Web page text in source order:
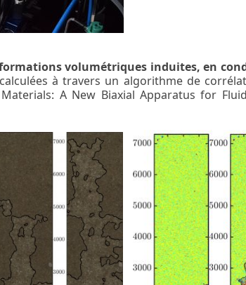
volumétriques induites, en
à travers un algorithme de
A New Biaxial Apparatus for